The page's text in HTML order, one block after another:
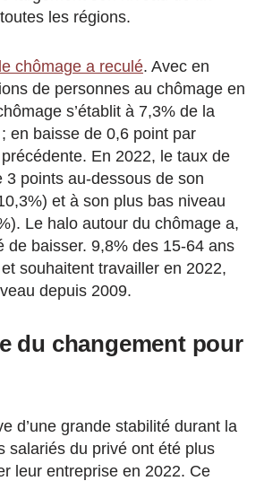
les régions.
le chômage a reculé. Avec en
de personnes au chômage en
s’établit à 7,3% de la
en baisse de 0,6 point par
En 2022, le taux de
3 points au-dessous de son
et à son plus bas niveau
Le halo autour du chômage a,
de baisser. 9,8% des 15-64 ans
souhaitent travailler en 2022,
depuis 2009.
du changement pour
d’une grande stabilité durant la
salariés du privé ont été plus
leur entreprise en 2022. Ce